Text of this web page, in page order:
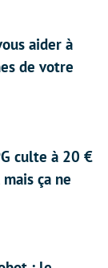
aider à
de votre
culte à 20 €
ça ne